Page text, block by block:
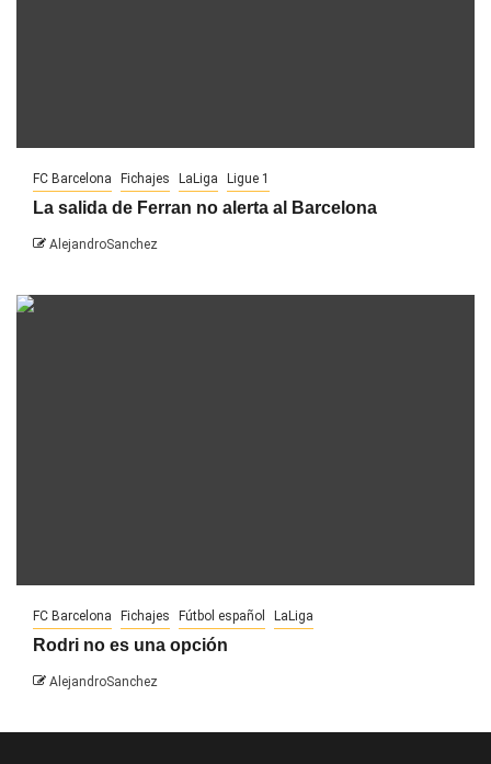
FC Barcelona Fichajes LaLiga Ligue 1
La salida de Ferran no alerta al Barcelona
AlejandroSanchez
FC Barcelona Fichajes Fútbol español LaLiga
Rodri no es una opción
AlejandroSanchez